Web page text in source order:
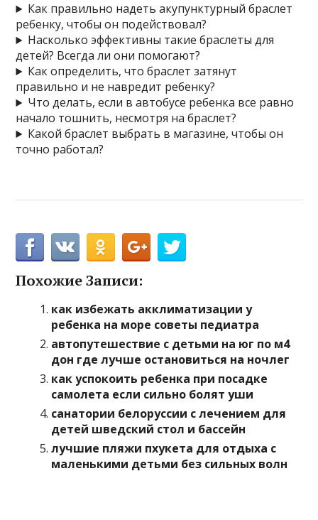
Как правильно надеть акупунктурный браслет
ребенку, чтобы он подействовал?
Насколько эффективны такие браслеты для
детей? Всегда ли они помогают?
Как определить, что браслет затянут
правильно и не навредит ребенку?
Что делать, если в автобусе ребенка все равно
начало тошнить, несмотря на браслет?
Какой браслет выбрать в магазине, чтобы он
точно работал?
Похожие Записи:
как избежать акклиматизации у
ребенка на море советы педиатра
автопутешествие с детьми на юг по м4
дон где лучше остановиться на ночлег
как успокоить ребенка при посадке
самолета если сильно болят уши
санатории белоруссии с лечением для
детей шведский стол и бассейн
лучшие пляжи пхукета для отдыха с
маленькими детьми без сильных волн